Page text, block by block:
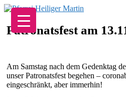
Zum
Inhalt
springen
Patronatsfest am
Am Samstag nach dem Gedenktag
unser Patronatsfest begehen –
eingeschränkt, aber immerhin!